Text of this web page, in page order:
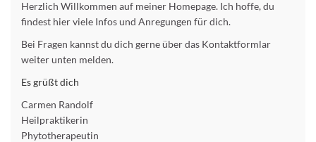
Herzlich Willkommen auf meiner Homepage. Ich hoffe, du
findest hier viele Infos und Anregungen für dich.
Bei Fragen kannst du dich gerne über das Kontaktformlar
weiter unten melden.
Es grüßt dich
Carmen Randolf
Heilpraktikerin
Phytotherapeutin